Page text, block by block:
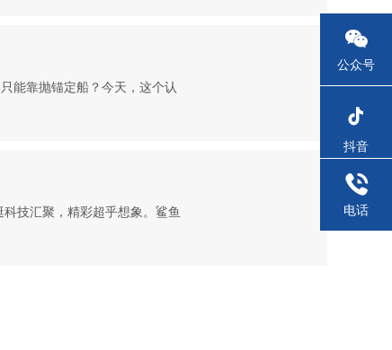
能靠抛锚定船？今天，这个认
技汇聚，精彩超乎想象。鲨鱼

公众号

抖音

电话